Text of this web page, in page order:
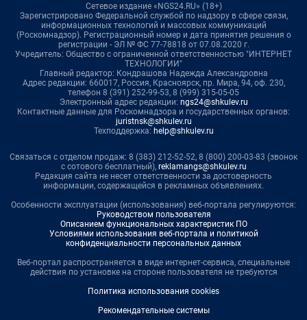
Сетевое издание «NGS24.RU» (18+)
Зарегистрировано Федеральной службой по надзору в сфере связи,
информационных технологий и массовых коммуникаций
(Роскомнадзор). Регистрационный номер и дата принятия решения о
регистрации - ЭЛ № ФС 77-78818 от 07.08.2020 г.
Учредитель: Общество с ограниченной ответственностью "ИНТЕРНЕТ
ТЕХНОЛОГИИ"
Главный редактор: Кондрашова Надежда Александровна
Адрес редакции: 660017, Россия, Красноярск, пр. Мира, 94, оф. 230,
телефон 8 (391) 252-99-53, 8 (999) 315-05-05
Электронный адрес редакции: ngs24@shkulev.ru
Контактные данные для Роскомнадзора и государственных органов:
juristnsk@shkulev.ru
Техподдержка: help@shkulev.ru
Связаться с отделом продаж: 8 (383) 212-52-52, 8 (800) 200-03-83 (звонок
с сотового бесплатный), reklamangs@shkulev.ru
Редакция сайта не несет ответственности за достоверность
информации, содержащейся в рекламных объявлениях.
Особенности эксплуатации (использования) веб-портала регулируются:
Руководством пользователя
Описанием функциональных характеристик ПО
Условиями использования веб-портала и политикой
конфиденциальности персональных данных
Веб-портал распространяется в виде интернет-сервиса, специальные
действия по установке на стороне пользователя не требуются
Политика использования cookies
Рекомендательные системы